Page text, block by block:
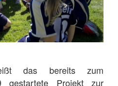
das bereits zum
gestartete Projekt zur